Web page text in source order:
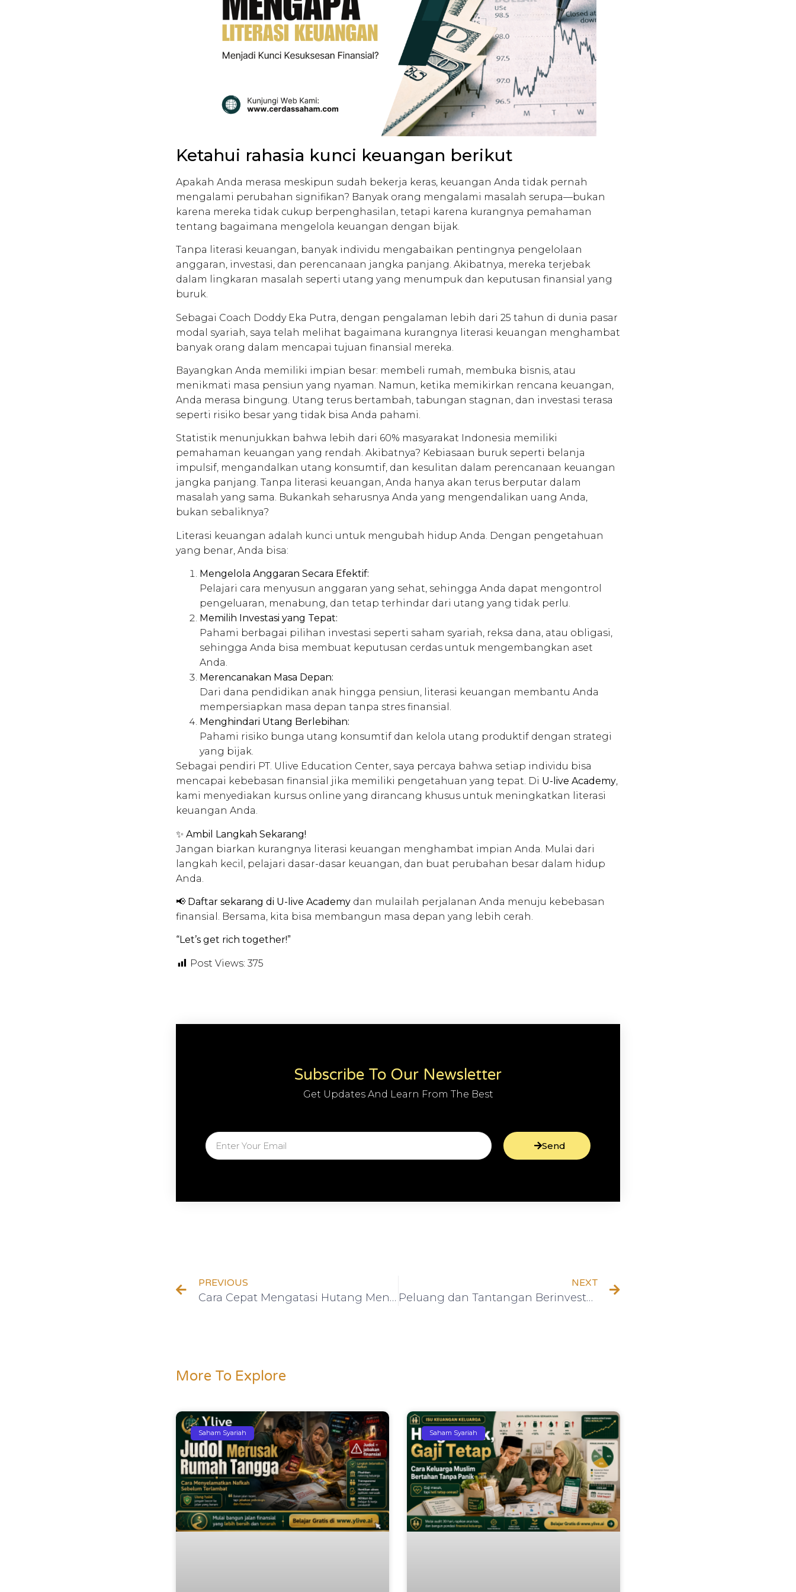
Ketahui rahasia kunci keuangan berikut
Apakah Anda merasa meskipun sudah bekerja keras, keuangan Anda tidak pernah
mengalami perubahan signifikan? Banyak orang mengalami masalah serupa—bukan
karena mereka tidak cukup berpenghasilan, tetapi karena kurangnya pemahaman
tentang bagaimana mengelola keuangan dengan bijak.
Tanpa literasi keuangan, banyak individu mengabaikan pentingnya pengelolaan
anggaran, investasi, dan perencanaan jangka panjang. Akibatnya, mereka terjebak
dalam lingkaran masalah seperti utang yang menumpuk dan keputusan finansial yang
buruk.
Sebagai Coach Doddy Eka Putra, dengan pengalaman lebih dari 25 tahun di dunia pasar
modal syariah, saya telah melihat bagaimana kurangnya literasi keuangan menghambat
banyak orang dalam mencapai tujuan finansial mereka.
Bayangkan Anda memiliki impian besar: membeli rumah, membuka bisnis, atau
menikmati masa pensiun yang nyaman. Namun, ketika memikirkan rencana keuangan,
Anda merasa bingung. Utang terus bertambah, tabungan stagnan, dan investasi terasa
seperti risiko besar yang tidak bisa Anda pahami.
Statistik menunjukkan bahwa lebih dari 60% masyarakat Indonesia memiliki
pemahaman keuangan yang rendah. Akibatnya? Kebiasaan buruk seperti belanja
impulsif, mengandalkan utang konsumtif, dan kesulitan dalam perencanaan keuangan
jangka panjang. Tanpa literasi keuangan, Anda hanya akan terus berputar dalam
masalah yang sama. Bukankah seharusnya Anda yang mengendalikan uang Anda,
bukan sebaliknya?
Literasi keuangan adalah kunci untuk mengubah hidup Anda. Dengan pengetahuan
yang benar, Anda bisa:
Mengelola Anggaran Secara Efektif:
Pelajari cara menyusun anggaran yang sehat, sehingga Anda dapat mengontrol
pengeluaran, menabung, dan tetap terhindar dari utang yang tidak perlu.
Memilih Investasi yang Tepat:
Pahami berbagai pilihan investasi seperti saham syariah, reksa dana, atau obligasi,
sehingga Anda bisa membuat keputusan cerdas untuk mengembangkan aset
Anda.
Merencanakan Masa Depan:
Dari dana pendidikan anak hingga pensiun, literasi keuangan membantu Anda
mempersiapkan masa depan tanpa stres finansial.
Menghindari Utang Berlebihan:
Pahami risiko bunga utang konsumtif dan kelola utang produktif dengan strategi
yang bijak.
Sebagai pendiri PT. Ulive Education Center, saya percaya bahwa setiap individu bisa
mencapai kebebasan finansial jika memiliki pengetahuan yang tepat. Di U-live Academy,
kami menyediakan kursus online yang dirancang khusus untuk meningkatkan literasi
keuangan Anda.
✨ Ambil Langkah Sekarang!
Jangan biarkan kurangnya literasi keuangan menghambat impian Anda. Mulai dari
langkah kecil, pelajari dasar-dasar keuangan, dan buat perubahan besar dalam hidup
Anda.
📢 Daftar sekarang di U-live Academy dan mulailah perjalanan Anda menuju kebebasan
finansial. Bersama, kita bisa membangun masa depan yang lebih cerah.
“Let’s get rich together!”
Post Views: 375
Subscribe To Our Newsletter
Get Updates And Learn From The Best
Send
PREVIOUS
Cara Cepat Mengatasi Hutang Menumpuk
NEXT
Peluang dan Tantangan Berinvestasi di Pasar Modal Indonesia
More To Explore
Saham Syariah Saham Syariah